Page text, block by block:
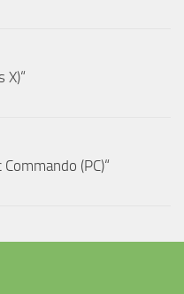
X)“
(PC)“